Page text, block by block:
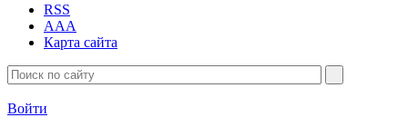
RSS
AAA
Карта сайта
Войти